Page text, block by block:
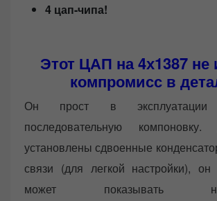
4 цап-чипа!
Этот ЦАП на 4х1387 не
компромисс в
Он прост в
последовательную
установлены сдвоенные
связи (для легкой настройки),
может показывать